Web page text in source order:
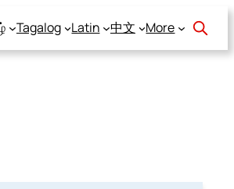
Tagalog Latin 中文 More